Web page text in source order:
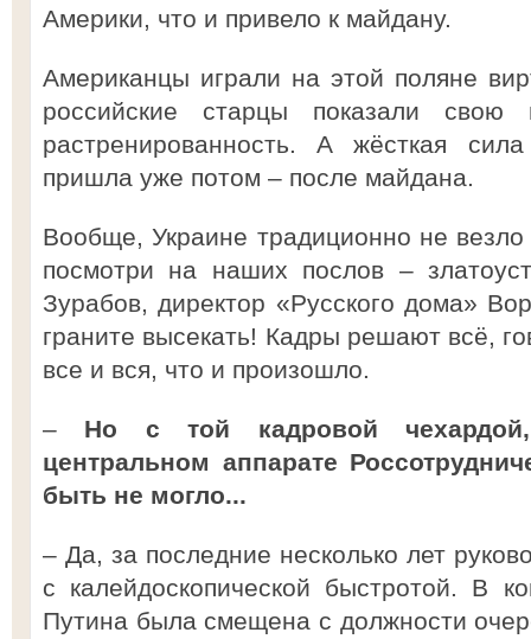
Америки, что и привело к майдану.
Американцы играли на этой поляне
российские старцы показали свою
растренированность. А жёсткая
пришла уже потом – после майдана.
Вообще, Украине традиционно не
посмотри на наших послов –
Зурабов, директор «Русского дома»
граните высекать! Кадры решают всё,
все и вся, что и произошло.
– Но с той кадровой
центральном аппарате
быть не могло...
– Да, за последние несколько лет
с калейдоскопической быстротой. В
Путина была смещена с должности